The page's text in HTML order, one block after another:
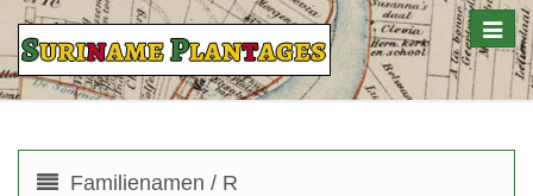
Toggle
Familienamen / R